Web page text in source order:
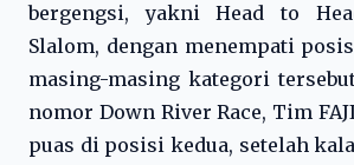
bergengsi, yakni Head to
Slalom, dengan menempati
masing-masing kategori
nomor Down River Race, Tim
puas di posisi kedua, setelah